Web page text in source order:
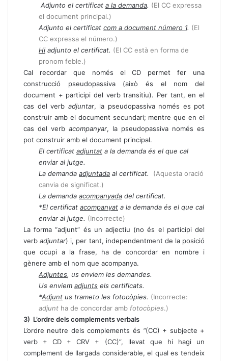
Adjunto el certificat a la demanda. (El CC expressa
el document principal.)
Adjunto el certificat com a document número 1. (El
CC expressa el número.)
Hi adjunto el certificat. (El CC està en forma de
pronom feble.)
Cal recordar que només el CD permet fer una
construcció pseudopassiva (això és el nom del
document + participi del verb transitiu). Per tant, en el
cas del verb adjuntar, la pseudopassiva només es pot
construir amb el document secundari; mentre que en el
cas del verb acompanyar, la pseudopassiva només es
pot construir amb el document principal.
El certificat adjuntat a la demanda és el que cal
enviar al jutge.
La demanda adjuntada al certificat.
(Aquesta oració
canvia de significat.)
La demanda acompanyada del certificat.
*El certificat acompanyat a la demanda és el que cal
enviar al jutge. (Incorrecte)
La forma “adjunt” és un adjectiu (no és el participi del
verbadjuntar) i, per tant, independentment de la posició
que ocupi a la frase, ha de concordar en nombre i
gènere amb el nom que acompanya.
Adjuntes, us enviem les demandes.
Us enviem adjunts els certificats.
*Adjunt us trameto les fotocòpies. (Incorrecte:
adjunt ha de concordar amb fotocòpies.)
3) L’ordre dels complements verbals
L’ordre neutre dels complements és “(CC) + subjecte +
verb + CD + CRV + (CC)”, llevat que hi hagi un
complement de llargada considerable, el qual es tendeix